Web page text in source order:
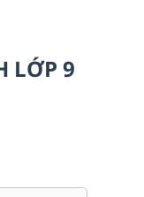
LỚP 9